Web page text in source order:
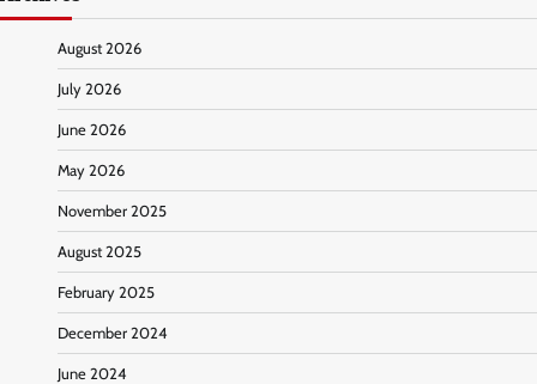
August 2026
July 2026
June 2026
May 2026
November 2025
August 2025
February 2025
December 2024
June 2024